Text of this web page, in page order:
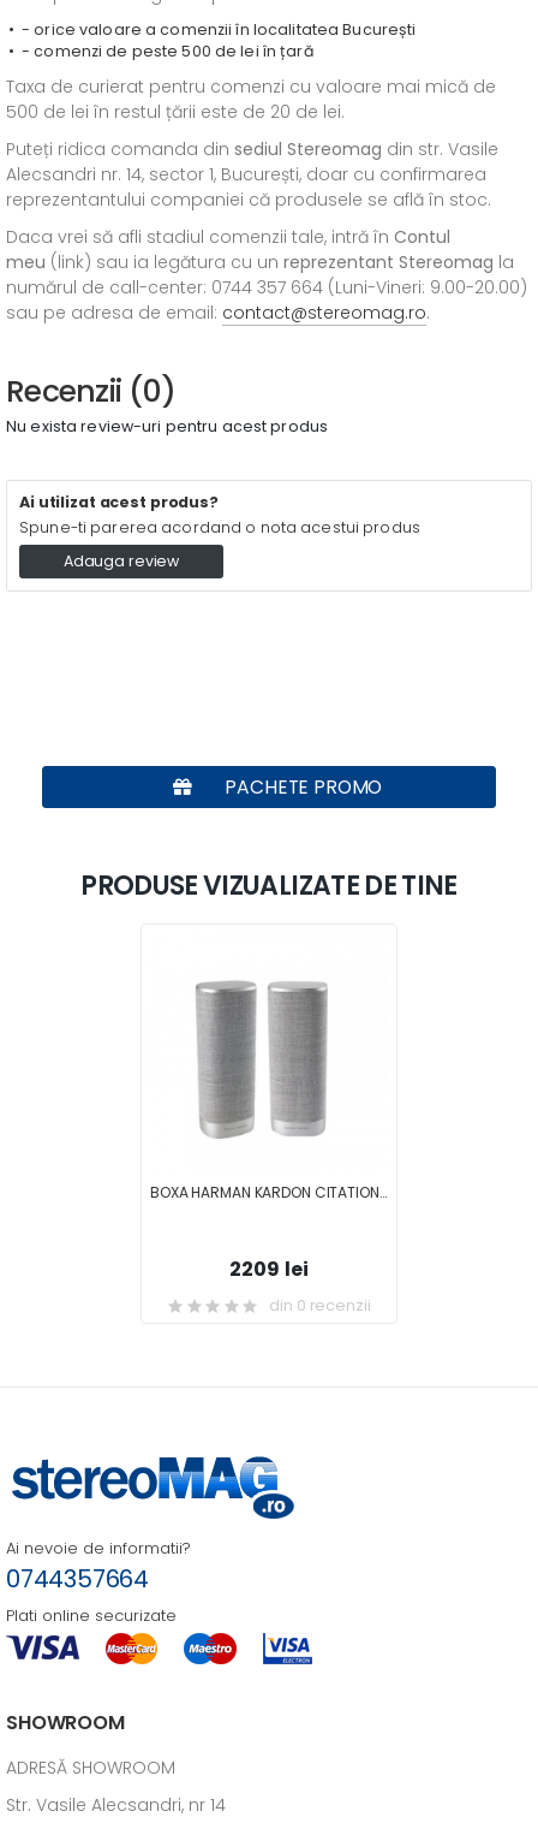
- orice valoare a comenzii în localitatea București
- comenzi de peste 500 de lei în țară
Taxa de curierat pentru comenzi cu valoare mai mică de
500 de lei în restul țării este de 20 de lei.
Puteți ridica comanda din sediul Stereomag din str. Vasile
Alecsandri nr. 14, sector 1, București, doar cu confirmarea
reprezentantului companiei că produsele se află în stoc.
Daca vrei să afli stadiul comenzii tale, intră în Contul
meu (link) sau ia legătura cu un reprezentant Stereomag la
numărul de call-center: 0744 357 664 (Luni-Vineri: 9.00-20.00)
sau pe adresa de email: contact@stereomag.ro.
Recenzii (0)
Nu exista review-uri pentru acest produs
Ai utilizat acest produs?
Spune-ti parerea acordand o nota acestui produs
Adauga review
PACHETE PROMO
PRODUSE VIZUALIZATE DE TINE
BOXA HARMAN KARDON CITATION SURROUND
2209 lei
din 0 recenzii
Ai nevoie de informatii?
0744357664
Plati online securizate
SHOWROOM
ADRESĂ SHOWROOM
Str. Vasile Alecsandri, nr 14